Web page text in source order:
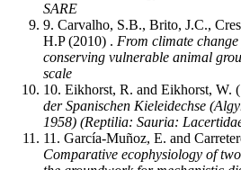
SARE
9. Carvalho, S.B., Brito, J.C.,
H.P(2010) . From climate
conserving vulnerable animal
scale
10. Eikhorst, R. and Eikhorst, W.
der Spanischen Kieleidechse
1958) (Reptilia: Sauria:
11. García-Muñoz, E. and
Comparative ecophysiology of